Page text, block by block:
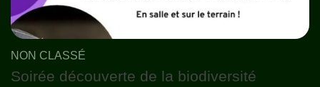
NON CLASSÉ
Soirée découverte de la biodiversité